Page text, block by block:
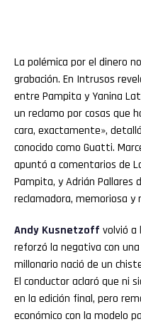
La polémica por el dinero
grabación. En Intrusos
entre Pampita y Yanina
un reclamo por cosas que
cara, exactamente»,
conocido como Guatti.
apuntó a comentarios de
Pampita, y Adrián Pallares
reclamadora, memoriosa y
Andy Kusnetzoff volvió a
reforzó la negativa con
millonario nació de un
El conductor aclaró que ni
en la edición final, pero
económico con la modelo